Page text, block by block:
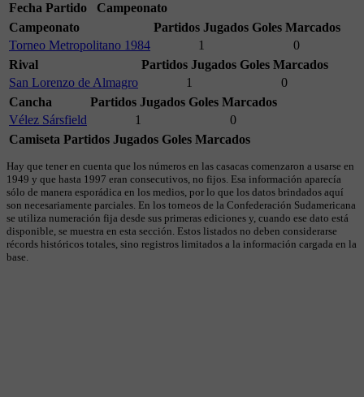
Fecha Partido
Campeonato
Campeonato
Partidos Jugados Goles Marcados
Torneo Metropolitano 1984
1
0
Rival
Partidos Jugados Goles Marcados
San Lorenzo de Almagro
1
0
Cancha
Partidos Jugados Goles Marcados
Vélez Sársfield
1
0
Camiseta Partidos Jugados Goles Marcados
Hay que tener en cuenta que los números en las casacas comenzaron a usarse en
1949 y que hasta 1997 eran consecutivos, no fijos. Esa información aparecía
sólo de manera esporádica en los medios, por lo que los datos brindados aquí
son necesariamente parciales. En los torneos de la Confederación Sudamericana
se utiliza numeración fija desde sus primeras ediciones y, cuando ese dato está
disponible, se muestra en esta sección. Estos listados no deben considerarse
récords históricos totales, sino registros limitados a la información cargada en la
base.